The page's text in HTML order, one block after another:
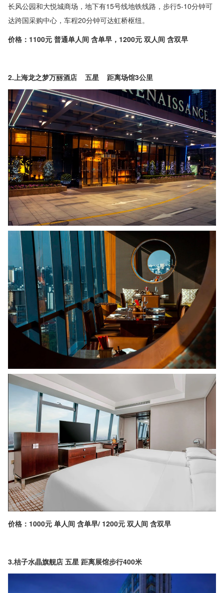
长风公园和大悦城商场，地下有15号线地铁线路，步行5-10分钟可
达跨国采购中心，车程20分钟可达虹桥枢纽。
价格：1100元 普通单人间 含单早，1200元 双人间 含双早
2.上海龙之梦万丽酒店 五星 距离场馆3公里
价格：1000元 单人间 含单早/ 1200元 双人间 含双早
3.桔子水晶旗舰店 五星 距离展馆步行400米